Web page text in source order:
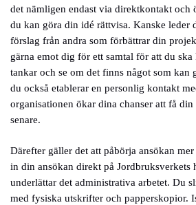
det nämligen endast via direktkontakt och
du kan göra din idé rättvisa. Kanske leder
förslag från andra som förbättrar din
gärna emot dig för ett samtal för att du ska
tankar och se om det finns något som kan
du också etablerar en personlig kontakt
organisationen ökar dina chanser att få
senare.
Därefter gäller det att påbörja ansökan
in din ansökan direkt på Jordbruksverkets
underlättar det administrativa arbetet. Du
med fysiska utskrifter och papperskopior.